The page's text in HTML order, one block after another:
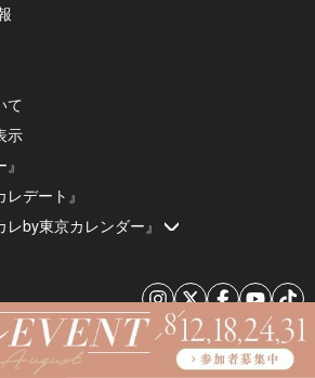
て
示
デート』
by東京カレンダー』
© 2026 by Tokyo Calendar, Inc.